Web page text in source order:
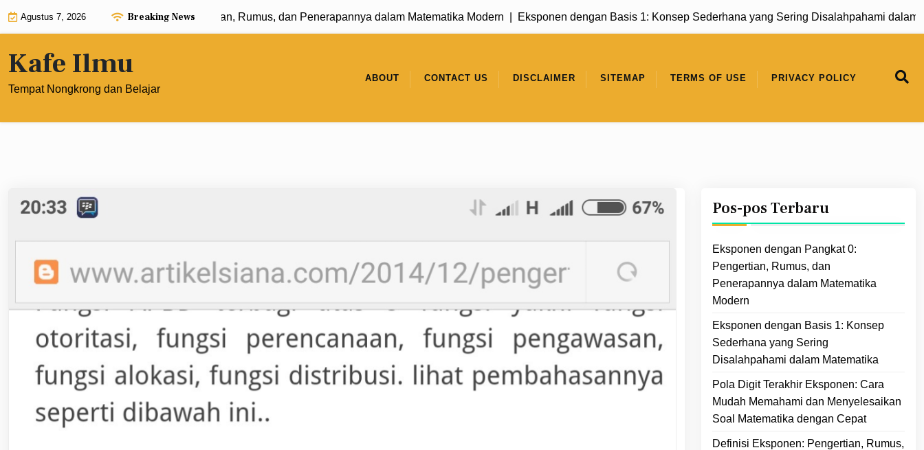
Agustus 7, 2026 Breaking News
dengan Pangkat 0: Pengertian, Rumus, dan Penerapannya dalam Matematika Modern |Eksponen dengan Basis 1: Konsep Sederhana yang Sering Disalahpahami dalam
Kafe Ilmu
Tempat Nongkrong dan Belajar
ABOUT CONTACT US DISCLAIMER SITEMAP TERMS OF USE PRIVACY POLICY
Pos-pos Terbaru
Eksponen dengan Pangkat 0:
Pengertian, Rumus, dan
Penerapannya dalam Matematika
Modern
Eksponen dengan Basis 1: Konsep
Sederhana yang Sering
Disalahpahami dalam Matematika
Pola Digit Terakhir Eksponen: Cara
Mudah Memahami dan Menyelesaikan
Soal Matematika dengan Cepat
Definisi Eksponen: Pengertian, Rumus,